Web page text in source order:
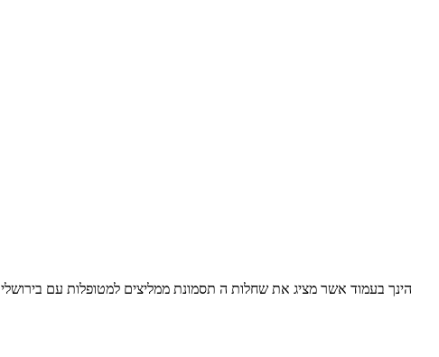
הינך בעמוד אשר מציג את שחלות ה תסמונת ממליצים למטופלות עם